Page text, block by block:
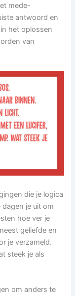
mede-
antwoord en
het oplossen
van
die je logica
je uit om
hoe ver je
geliefde en
je verzameld.
steek je als
om anders te